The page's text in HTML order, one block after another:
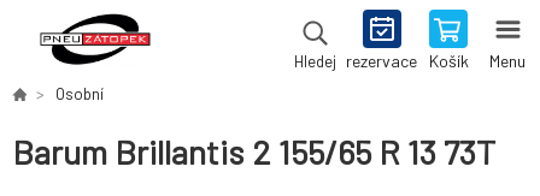
Hledej rezervace Košík Menu
Osobní
Barum Brillantis 2 155/65 R 13 73T